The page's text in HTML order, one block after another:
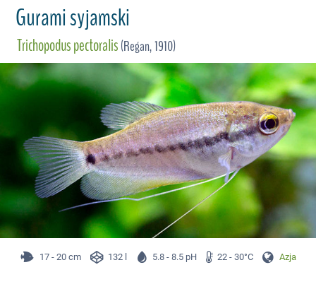
Gurami syjamski
Trichopodus pectoralis(Regan, 1910)
17 - 20 cm 132 l 5.8 - 8.5 pH 22 - 30°C Azja